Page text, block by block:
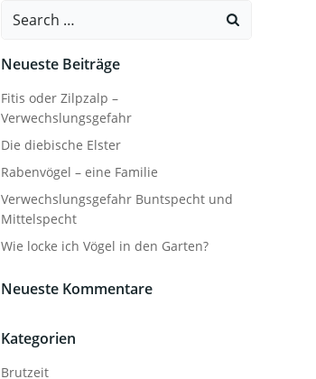
Search
Neueste Beiträge
Fitis oder Zilpzalp –
Verwechslungsgefahr
Die diebische Elster
Rabenvögel – eine Familie
Verwechslungsgefahr Buntspecht und
Mittelspecht
Wie locke ich Vögel in den Garten?
Neueste Kommentare
Kategorien
Brutzeit